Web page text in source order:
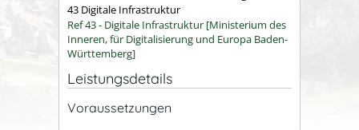
43 Digitale Infrastruktur
Ref 43 - Digitale Infrastruktur [Ministerium des
Inneren, für Digitalisierung und Europa Baden-
Württemberg]
Leistungsdetails
Voraussetzungen